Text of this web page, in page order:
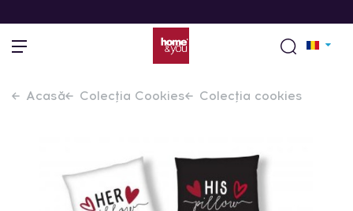
Acasă Colecția Cookies Colecția cookies